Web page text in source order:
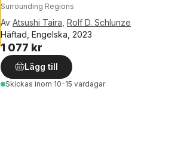
Surrounding Regions
Av Atsushi Taira Rolf D. Schlunze
Häftad, Engelska, 2023
1 077 kr
Lägg till
Skickas inom 10-15 vardagar